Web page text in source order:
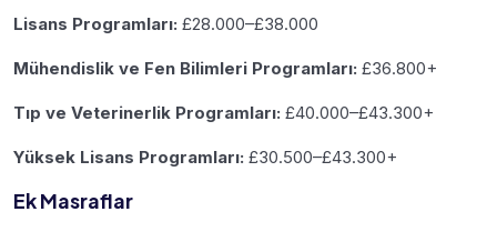
Lisans Programları: £28.000–£38.000
Mühendislik ve Fen Bilimleri Programları: £36.800+
Tıp ve Veterinerlik Programları: £40.000–£43.300+
Yüksek Lisans Programları: £30.500–£43.300+
Ek Masraflar